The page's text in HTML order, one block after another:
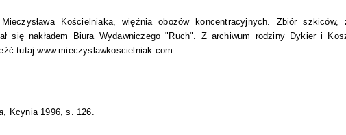
Kościelniaka, więźnia obozów koncentracyjnych. Zbiór szkiców,
się nakładem Biura Wydawniczego "Ruch". Z archiwum rodziny Dykier i
tutaj www.mieczyslawkoscielniak.com
, Kcynia 1996, s. 126.